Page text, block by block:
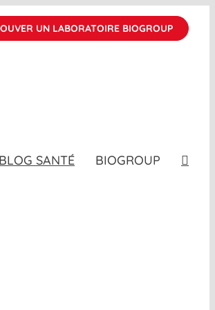
UN LABORATOIRE BIOGROUP
BLOG SANTÉ BIOGROUP